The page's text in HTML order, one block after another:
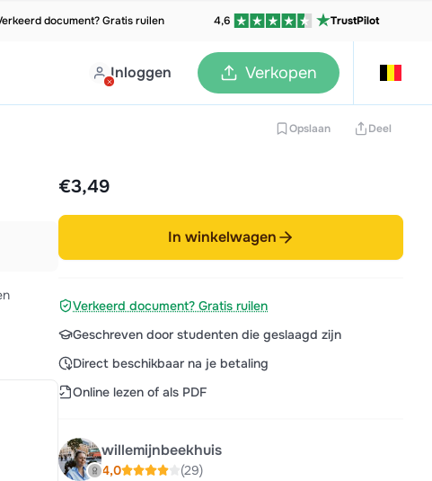
document? Gratis ruilen 4,6 TrustPilot
Inloggen Verkopen
Opslaan Deel
€3,49
In winkelwagen
Verkeerd document? Gratis ruilen
Geschreven door studenten die geslaagd zijn
Direct beschikbaar na je betaling
Online lezen of als PDF
willemijnbeekhuis
4,0 (29)